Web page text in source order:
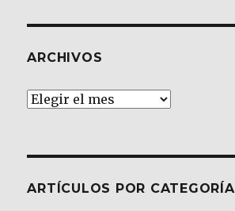
ARCHIVOS
Archivos
ARTÍCULOS POR CATEGORÍA